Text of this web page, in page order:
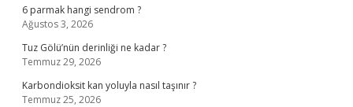
6 parmak hangi sendrom ?
Ağustos 3, 2026
Tuz Gölü’nün derinliği ne kadar ?
Temmuz 29, 2026
Karbondioksit kan yoluyla nasıl taşınır ?
Temmuz 25, 2026